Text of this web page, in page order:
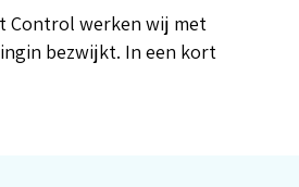
Control werken wij met
bezwijkt. In een kort